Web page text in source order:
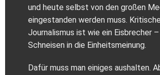
und heute selbst von den großen
eingestanden werden muss.
Journalismus ist wie ein Eisbrecher
Schneisen in die Einheitsmeinung.
Dafür muss man einiges aushalten.